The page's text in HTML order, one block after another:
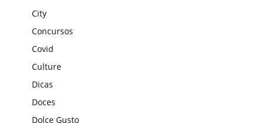
City
Concursos
Covid
Culture
Dicas
Doces
Dolce Gusto